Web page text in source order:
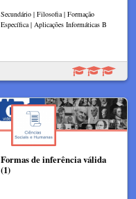
Secundário | Filosofia | Formação
Específica | Aplicações Informáticas B
Formas de inferência válida
(1)